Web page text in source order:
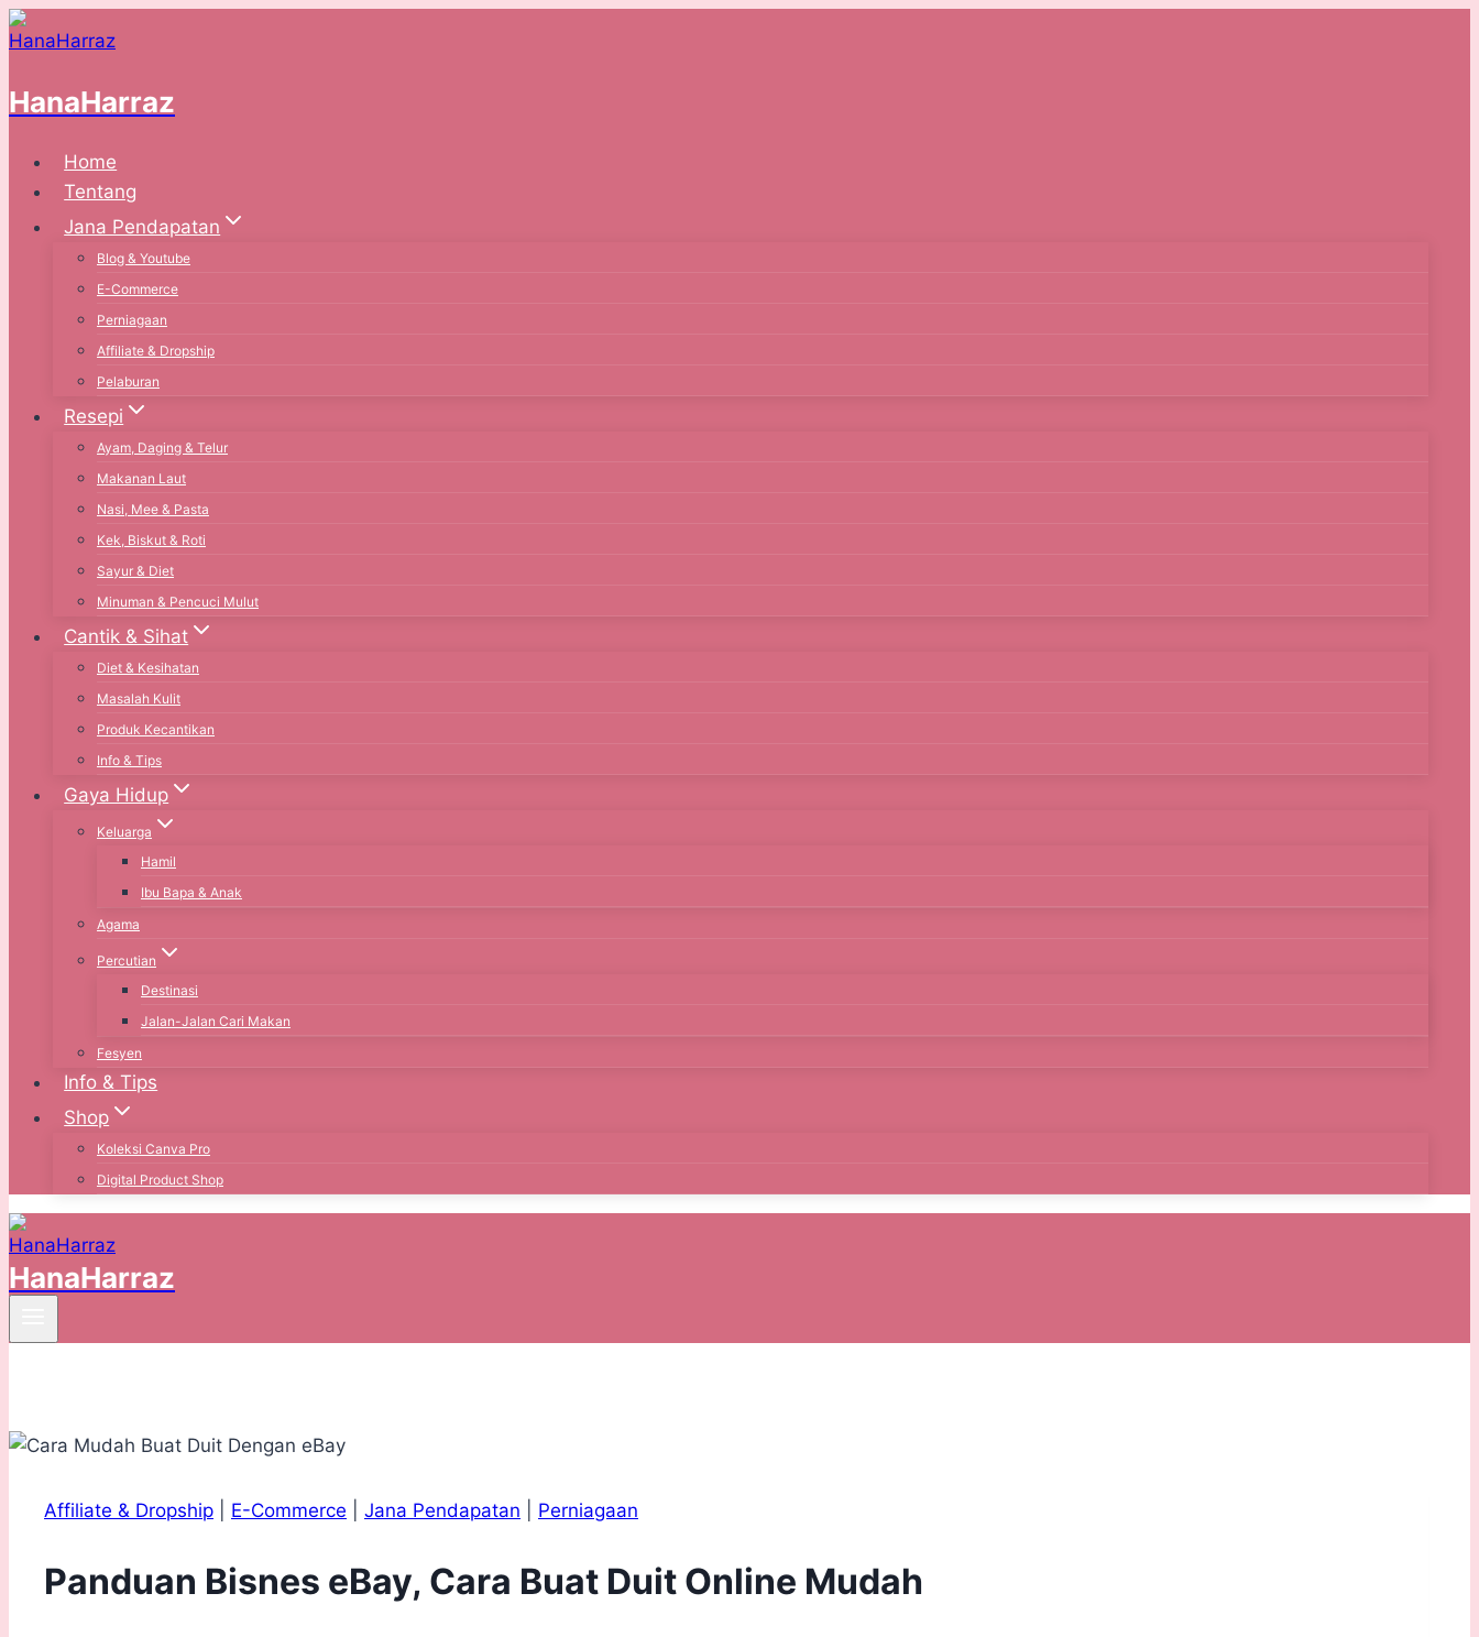
Skip
to
HanaHarraz
Home
Tentang
Jana Pendapatan
Blog & Youtube
E-Commerce
Perniagaan
Affiliate & Dropship
Pelaburan
Resepi
Ayam, Daging & Telur
Makanan Laut
Nasi, Mee & Pasta
Kek, Biskut & Roti
Sayur & Diet
Minuman & Pencuci Mulut
Cantik & Sihat
Diet & Kesihatan
Masalah Kulit
Produk Kecantikan
Info & Tips
Gaya Hidup
Keluarga
Hamil
Ibu Bapa & Anak
Agama
Percutian
Destinasi
Jalan-Jalan Cari Makan
Fesyen
Info & Tips
Shop
Koleksi Canva Pro
Digital Product Shop
HanaHarraz
Affiliate & Dropship E-Commerce Jana Pendapatan Perniagaan
Panduan Bisnes eBay, Cara Buat Duit Online Mudah